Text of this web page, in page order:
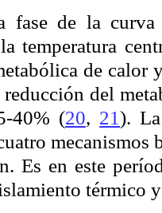
fase de la
la temperatura
de calor
del
40% (20, 21).
Es en este
térmico